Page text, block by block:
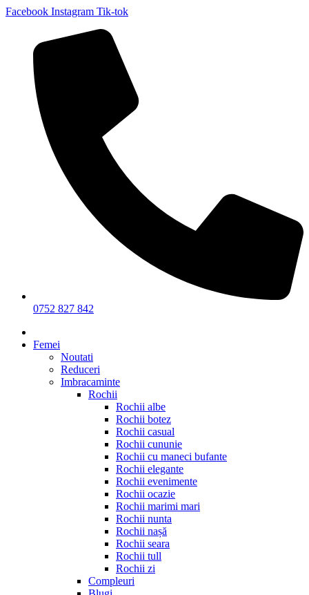
Facebook Instagram Tik-tok
0752 827 842
Femei
Noutati
Reduceri
Imbracaminte
Rochii
Rochii albe
Rochii botez
Rochii casual
Rochii cununie
Rochii cu maneci bufante
Rochii elegante
Rochii evenimente
Rochii ocazie
Rochii marimi mari
Rochii nunta
Rochii nașă
Rochii seara
Rochii tull
Rochii zi
Compleuri